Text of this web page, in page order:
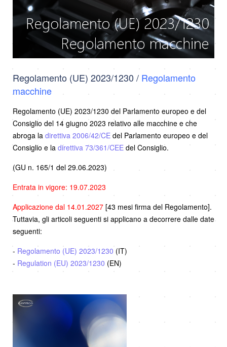
Regolamento (UE) 2023/1230 / Regolamento
macchine
Regolamento (UE) 2023/1230 del Parlamento europeo e del
Consiglio del 14 giugno 2023 relativo alle macchine e che
abroga la direttiva 2006/42/CE del Parlamento europeo e del
Consiglio e la direttiva 73/361/CEE del Consiglio.
(GU n. 165/1 del 29.06.2023)
Entrata in vigore: 19.07.2023
Applicazione dal 14.01.2027 [43 mesi firma del Regolamento].
Tuttavia, gli articoli seguenti si applicano a decorrere dalle date
seguenti:
- Regolamento (UE) 2023/1230 (IT)
- Regulation (EU) 2023/1230 (EN)